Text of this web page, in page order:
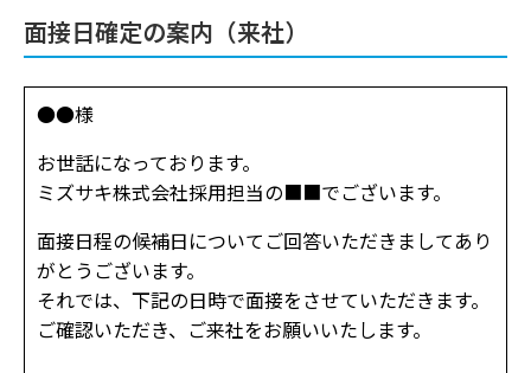
面接日確定の案内（来社）
●●様
お世話になっております。
ミズサキ株式会社採用担当の■■でございます。
面接日程の候補日についてご回答いただきましてあり
がとうございます。
それでは、下記の日時で面接をさせていただきます。
ご確認いただき、ご来社をお願いいたします。